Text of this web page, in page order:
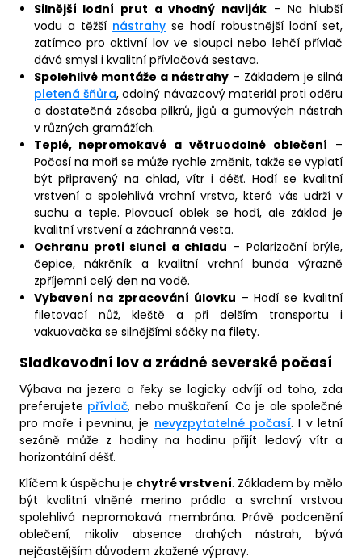
Silnější lodní prut a vhodný naviják– Na hlubší
vodu a těžší nástrahy se hodí robustnější lodní set,
zatímco pro aktivní lov ve sloupci nebo lehčí přívlač
dává smysl i kvalitní přívlačová sestava.
Spolehlivé montáže a nástrahy– Základem je silná
pletená šňůra, odolný návazcový materiál proti oděru
a dostatečná zásoba pilkrů, jigů a gumových nástrah
v různých gramážích.
Teplé, nepromokavé a větruodolné oblečení –
Počasí na moři se může rychle změnit, takže se vyplatí
být připravený na chlad, vítr i déšť. Hodí se kvalitní
vrstvení a spolehlivá vrchní vrstva, která vás udrží v
suchu a teple. Plovoucí oblek se hodí, ale základ je
kvalitní vrstvení a záchranná vesta.
Ochranu proti slunci a chladu – Polarizační brýle,
čepice, nákrčník a kvalitní vrchní bunda výrazně
zpříjemní celý den na vodě.
Vybavení na zpracování úlovku – Hodí se kvalitní
filetovací nůž, kleště a při delším transportu i
vakuovačka se silnějšími sáčky na filety.
Sladkovodní lov a zrádné severské počasí
Výbava na jezera a řeky se logicky odvíjí od toho, zda
preferujete přívlač, nebo muškaření. Co je ale společné
pro moře i pevninu, je nevyzpytatelné počasí. I v letní
sezóně může z hodiny na hodinu přijít ledový vítr a
horizontální déšť.
Klíčem k úspěchu je chytré vrstvení. Základem by mělo
být kvalitní vlněné merino prádlo a svrchní vrstvou
spolehlivá nepromokavá membrána. Právě podcenění
oblečení, nikoliv absence drahých nástrah, bývá
nejčastějším důvodem zkažené výpravy.